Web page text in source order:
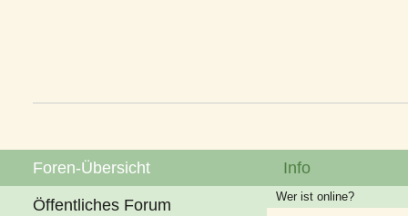
Foren-Übersicht
Öffentliches Forum
Info
Wer ist online?